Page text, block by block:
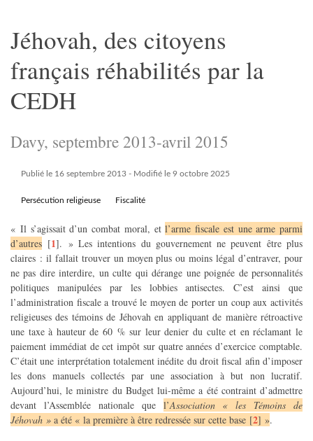
Jéhovah, des citoyens
français réhabilités par la
CEDH
Davy, septembre 2013-avril 2015
Publié le 16 septembre 2013- Modifié le 9 octobre 2025
Persécution religieuse Fiscalité
« Il s’agissait d’un combat moral, etl’arme fiscale est une arme parmi
d’autres [1]. » Les intentions du gouvernement ne peuvent être plus
claires : il fallait trouver un moyen plus ou moins légal d’entraver, pour
ne pas dire interdire, un culte qui dérange une poignée de personnalités
politiques manipulées par les lobbies antisectes. C’est ainsi que
l’administration fiscale a trouvé le moyen de porter un coup aux activités
religieuses des témoins de Jéhovah en appliquant de manière rétroactive
une taxe à hauteur de 60 % sur leur denier du culte et en réclamant le
paiement immédiat de cet impôt sur quatre années d’exercice comptable.
C’était une interprétation totalement inédite du droit fiscal afin d’imposer
les dons manuels collectés par une association à but non lucratif.
Aujourd’hui, le ministre du Budget lui-même a été contraint d’admettre
devant l’Assemblée nationale que l’Association « les Témoins de
Jéhovah » a été « la première à être redressée sur cette base [2] ».